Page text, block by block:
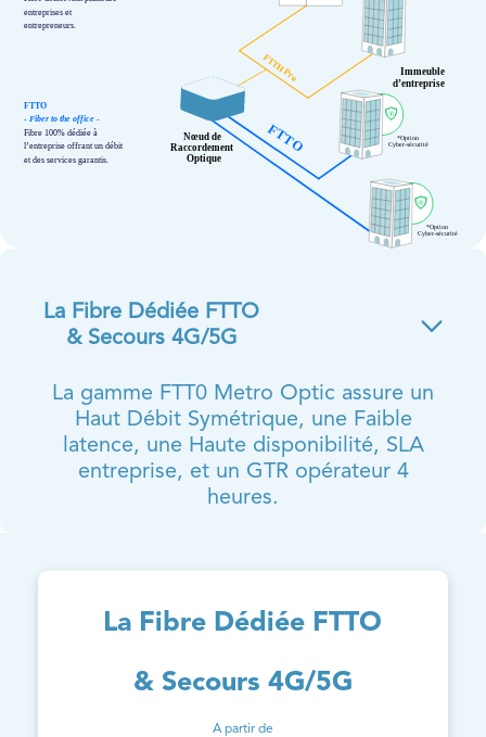
La Fibre Dédiée FTTO
& Secours 4G/5G
La gamme FTT0 Metro Optic assure un
Haut Débit Symétrique, une Faible
latence, une Haute disponibilité, SLA
entreprise, et un GTR opérateur 4
heures.
La Fibre Dédiée FTTO
& Secours 4G/5G
A partir de